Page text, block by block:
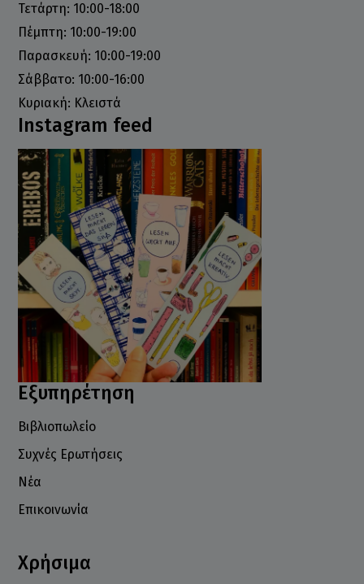
Τετάρτη: 10:00-18:00
Πέμπτη: 10:00-19:00
Παρασκευή: 10:00-19:00
Σάββατο: 10:00-16:00
Κυριακή: Κλειστά
Instagram feed
Εξυπηρέτηση
Βιβλιοπωλείο
Συχνές Ερωτήσεις
Νέα
Επικοινωνία
Χρήσιμα